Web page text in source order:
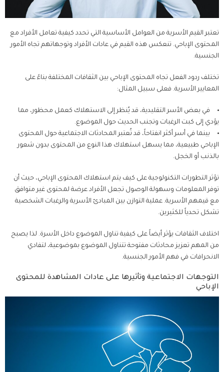
تعتبر القيم الأسرية من العوامل الأساسية التي تحدد كيفية تعامل الأفراد مع
المحتوى الإباحي. تنعكس هذه القيم في عادات الأفراد وتوجهاتهم تجاه الأمور
الجنسية.
تختلف ردود الفعل تجاه المحتوى الإباحي بين الثقافات المختلفة بناءً على
المعايير الأسرية. فعلى سبيل المثال:
في بعض الأسر التقليدية، قد يُنظر إلى الاستهلاك كعمل محظور، مما
يؤدي إلى كبت الرغبات وتجنب الحديث حول الموضوع.
بينما في أسر أكثر انفتاحاً، قد تُعتبر المحادثات الاجتماعية حول المحتوى
الإباحي طبيعية، مما يسهل استهلاك هذا النوع من المحتوى بدون شعور
بالذنب أو الخجل.
تؤثر التطورات التكنولوجية على كيف يتم استهلاك المحتوى الإباحي، حيث أن
توفر المعلومات وسهولة الوصول تجعل الأفراد عرضة لمحتوى غير متوافق
مع قيمهم الأسرية. عملية التوازن بين المبادئ الأسرية والرغبات الشخصية
تشكل تحدياً للكثيرين.
اختلاف الثقافات يؤثر أيضاً على كيفية تناول الموضوع داخل الأسرة. لذا يصبح
من المهم تعزيز محادثات مفتوحة تتناول الموضوع بموضوعية، لتفادي
الانحرافات في فهم الأمور الجنسية.
التوجهات الاجتماعية وتأثيرها على عادات المشاهدة للمحتوى
الإباحي